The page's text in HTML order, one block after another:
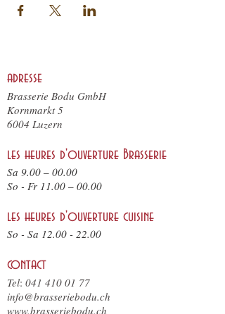
adresse
Brasserie Bodu GmbH
Kornmarkt 5
6004 Luzern
les heures d'ouverture Brasserie
Sa 9.00 – 00.00
So - Fr 11.00 – 00.00
les heures d'ouverture cuisine
So - Sa 12.00 - 22.00
contact
Tel: 041 410 01 77
info@brasseriebodu.ch
www.brasseriebodu.ch